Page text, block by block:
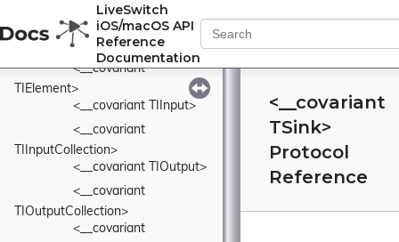
LiveSwitch
iOS/macOS API
Reference
Documentation
<__covariant TFrame>
<__covariant
<__covariant
TIElement>
<__covariant TIInput>
<__covariant
TIInputCollection>
<__covariant TIOutput>
<__covariant
TIOutputCollection>
<__covariant
<__covariant
TSink>
Protocol
Reference